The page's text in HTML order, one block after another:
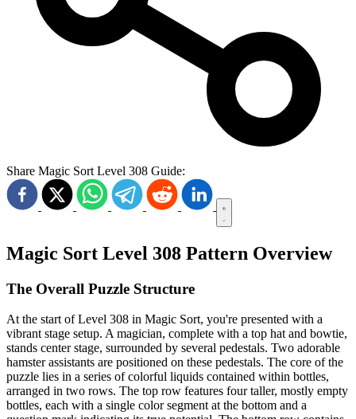
Share Magic Sort Level 308 Guide:
Magic Sort Level 308 Pattern Overview
The Overall Puzzle Structure
At the start of Level 308 in Magic Sort, you're presented with a
vibrant stage setup. A magician, complete with a top hat and bowtie,
stands center stage, surrounded by several pedestals. Two adorable
hamster assistants are positioned on these pedestals. The core of the
puzzle lies in a series of colorful liquids contained within bottles,
arranged in two rows. The top row features four taller, mostly empty
bottles, each with a single color segment at the bottom and a